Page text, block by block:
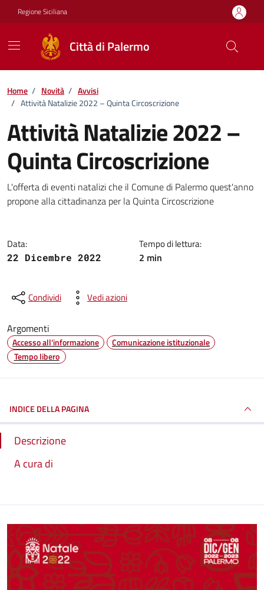
Vai ai contenuti
Vai al footer
Regione Siciliana
Città di Palermo
Home / Novità / Avvisi
/ Attività Natalizie 2022 – Quinta Circoscrizione
Attività Natalizie 2022 –
Quinta Circoscrizione
Dettagli della notizia
L'offerta di eventi natalizi che il Comune di Palermo quest'anno
propone alla cittadinanza per la Quinta Circoscrizione
Data:
22 Dicembre 2022
Tempo di lettura:
2 min
Condividi Vedi azioni
Argomenti
Accesso all'informazione
Comunicazione istituzionale
Tempo libero
INDICE DELLA PAGINA
Descrizione
A cura di